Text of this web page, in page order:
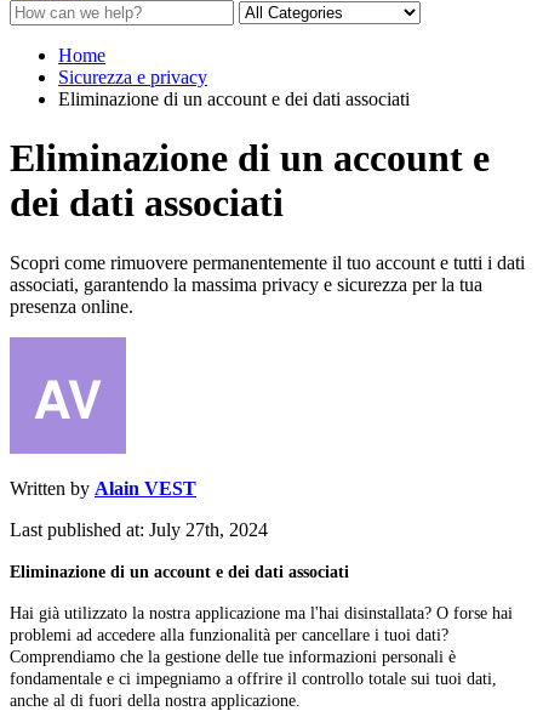
Home
Sicurezza e privacy
Eliminazione di un account e dei dati associati
Eliminazione di un account e
dei dati associati
Scopri come rimuovere permanentemente il tuo account e tutti i dati
associati, garantendo la massima privacy e sicurezza per la tua
presenza online.
Written by Alain VEST
Last published at: July 27th, 2024
Eliminazione di un account e dei dati associati
Hai già utilizzato la nostra applicazione ma l'hai disinstallata? O forse hai
problemi ad accedere alla funzionalità per cancellare i tuoi dati?
Comprendiamo che la gestione delle tue informazioni personali è
fondamentale e ci impegniamo a offrire il controllo totale sui tuoi dati,
anche al di fuori della nostra applicazione.